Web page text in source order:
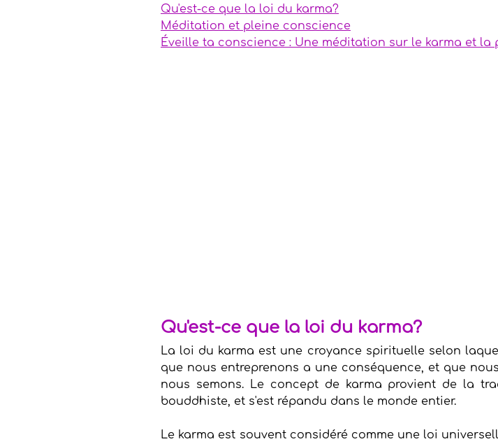
Anges Messages intemporels
Qu'est-ce que la loi du karma?
Méditation et pleine conscience
Éveille ta conscience : Une méditation sur le karma et la
Qu'est-ce que la loi du karma?
La loi du karma est une croyance spirituelle selon
que nous entreprenons a une conséquence, et que
nous semons. Le concept de karma provient de la
bouddhiste, et s'est répandu dans le monde entier.
Le karma est souvent considéré comme une loi